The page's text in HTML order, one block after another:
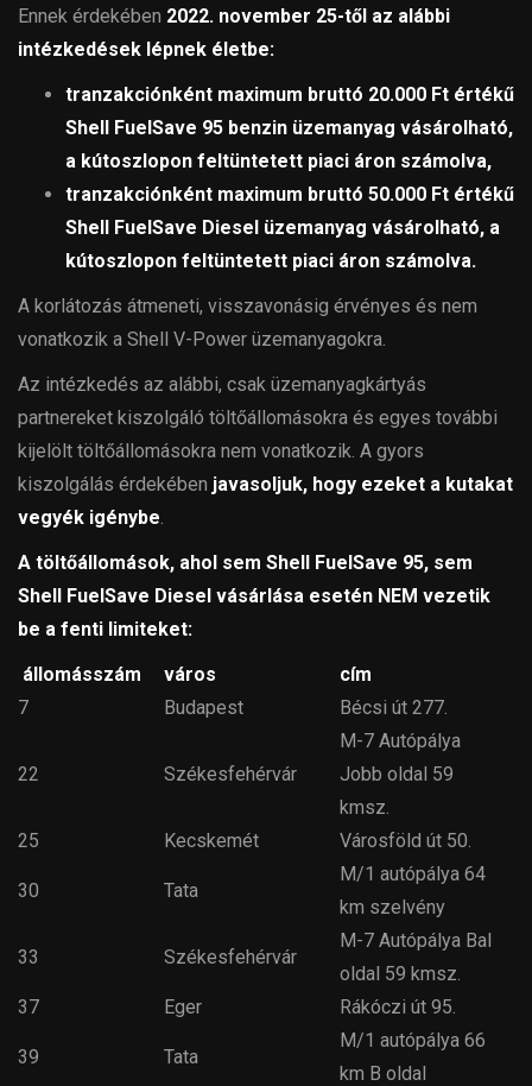
Ennek érdekében 2022. november 25-től az alábbi
intézkedések lépnek életbe:
tranzakciónként maximum bruttó 20.000 Ft értékű
Shell FuelSave 95 benzin üzemanyag vásárolható,
a kútoszlopon feltüntetett piaci áron számolva,
tranzakciónként maximum bruttó 50.000 Ft értékű
Shell FuelSave Diesel üzemanyag vásárolható, a
kútoszlopon feltüntetett piaci áron számolva.
A korlátozás átmeneti, visszavonásig érvényes és nem
vonatkozik a Shell V-Power üzemanyagokra.
Az intézkedés az alábbi, csak üzemanyagkártyás
partnereket kiszolgáló töltőállomásokra és egyes további
kijelölt töltőállomásokra nem vonatkozik. A gyors
kiszolgálás érdekében javasoljuk, hogy ezeket a kutakat
vegyék igénybe.
A töltőállomások, ahol sem Shell FuelSave 95, sem
Shell FuelSave Diesel vásárlása esetén NEM vezetik
be a fenti limiteket:
állomásszám
város
cím
7
Budapest Bécsi út 277.
22 Székesfehérvár
M-7 Autópálya
Jobb oldal 59
kmsz.
25
Kecskemét Városföld út 50.
30 Tata
M/1 autópálya 64
km szelvény
33 Székesfehérvár
M-7 Autópálya Bal
oldal 59 kmsz.
37
Eger Rákóczi út 95.
39 Tata
M/1 autópálya 66
km B oldal